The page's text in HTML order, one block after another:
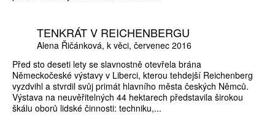
TENKRÁT V REICHENBERGU
Alena Řičánková k věci červenec 2016
Před sto deseti lety se slavnostně otevřela brána
Německočeské výstavy v Liberci, kterou tehdejší Reichenberg
vyzdvihl a stvrdil svůj primát hlavního města českých Němců.
Výstava na neuvěřitelných 44 hektarech představila širokou
škálu oborů lidské činnosti: techniku,...